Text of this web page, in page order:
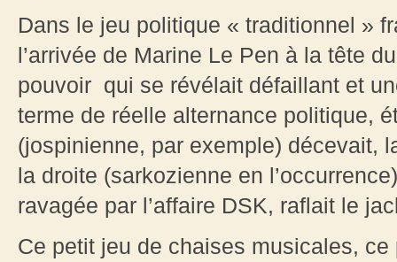
Dans le jeu politique « traditionnel »
l’arrivée de Marine Le Pen à la tête
pouvoir qui se révélait défaillant et
terme de réelle alternance politique,
(jospinienne, par exemple) décevait,
la droite (sarkozienne en
ravagée par l’affaire DSK, raflait le
Ce petit jeu de chaises musicales,